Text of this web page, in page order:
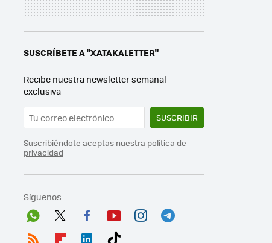
SUSCRÍBETE A "XATAKALETTER"
Recibe nuestra newsletter semanal
exclusiva
SUSCRIBIR
Suscribiéndote aceptas nuestra política de
privacidad
Síguenos
Wh
Twit
Fac
You